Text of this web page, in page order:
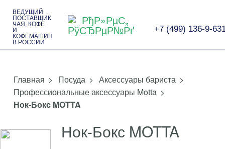
ВЕДУЩИЙ
ПОСТАВЩИК
ЧАЯ, КОФЕ
И
КОФЕМАШИН
В РОССИИ
+7 (499) 136-9-
> Посуда > Аксессуары бариста >
Профессиональные аксессуары Motta >
Нок-Бокс MOTTA
Нок-Бокс MOTTA